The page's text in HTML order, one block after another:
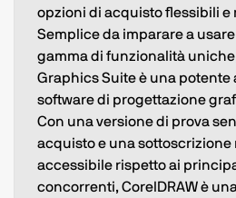
opzioni di acquisto flessibili e
Semplice da imparare a
gamma di funzionalità
Graphics Suite è una potente
software di progettazione
Con una versione di prova
acquisto e una sottoscrizione
accessibile rispetto ai
concorrenti, CorelDRAW è